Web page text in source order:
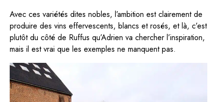
Avec ces variétés dites nobles, l’ambition est clairement de
produire des vins effervescents, blancs et rosés, et là, c’est
plutôt du côté de Ruffus qu’Adrien va chercher l’inspiration,
mais il est vrai que les exemples ne manquent pas.